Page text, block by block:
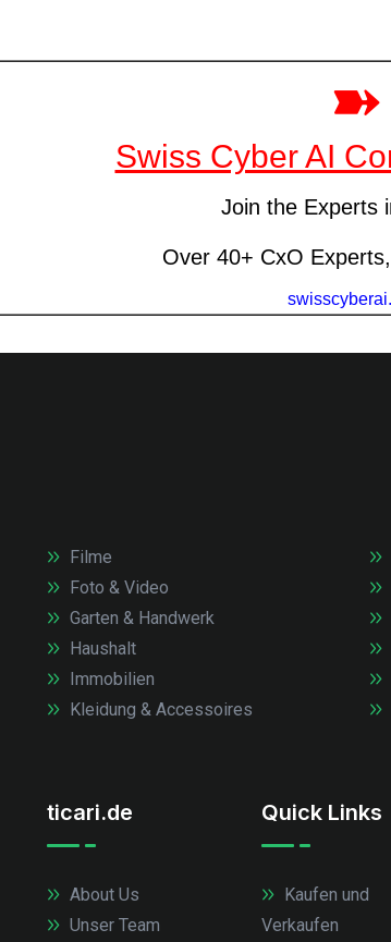
Filme
Foto & Video
Garten & Handwerk
Haushalt
Immobilien
Kleidung & Accessoires
ticari.de
About Us
Unser Team
Quick Links
Kaufen und
Verkaufen